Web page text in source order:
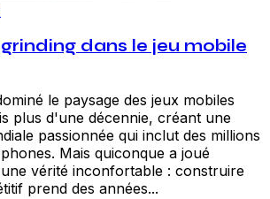
dans le jeu mobile
le paysage des jeux mobiles
plus d'une décennie, créant une
passionnée qui inclut des millions
Mais quiconque a joué
vérité inconfortable : construire
prend des années...